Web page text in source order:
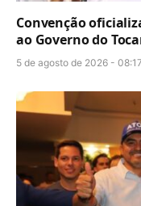
Convenção
ao Governo do
5 de agosto de 2026 - 08:17